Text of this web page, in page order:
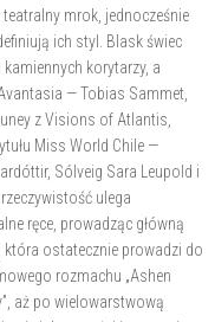
mrok, jednocześnie
ich styl. Blask świec
korytarzy, a
— Tobias Sammet,
z Visions of Atlantis,
Miss World Chile —
Sólveig Sara Leupold i
ulega
ręce, prowadząc główną
ostatecznie prowadzi do
rozmachu „Ashen
aż po wielowarstwową